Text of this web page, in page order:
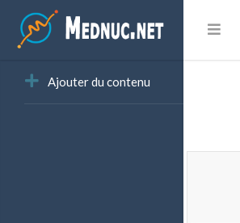
Ajouter du contenu